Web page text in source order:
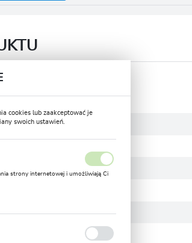
– VIII
cookies lub zaakceptować je
swoich ustawień.
strony internetowej i umożliwiają Ci
Dzięki plikom cookies